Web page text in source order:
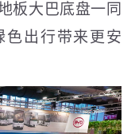
板大巴底盘一同
出行带来更安